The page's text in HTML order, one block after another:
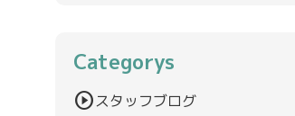
Categorys
play_circleスタッフブログ